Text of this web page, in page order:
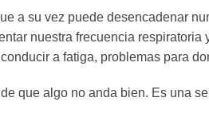
a su vez puede desencadenar
nuestra frecuencia
a fatiga, problemas para
que algo no anda bien. Es una